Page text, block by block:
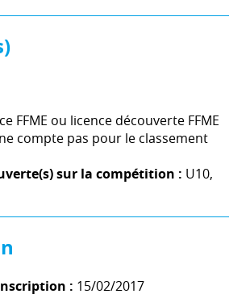
FFME ou licence découverte FFME
compte pas pour le classement
sur la compétition : U10,
: 15/02/2017